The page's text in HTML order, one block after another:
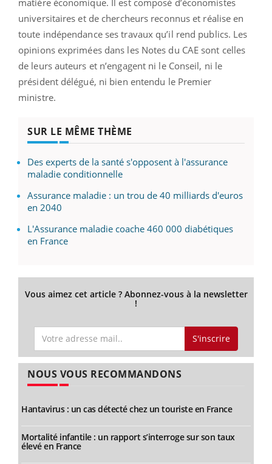
universitaires et de chercheurs reconnus et réalise en
toute indépendance ses travaux qu’il rend publics. Les
opinions exprimées dans les Notes du CAE sont celles
de leurs auteurs et n’engagent ni le Conseil, ni le
président délégué, ni bien entendu le Premier
ministre.
SUR LE MÊME THÈME
Des experts de la santé s'opposent à l'assurance
maladie conditionnelle
Assurance maladie : un trou de 40 milliards d'euros
en 2040
L'Assurance maladie coache 460 000 diabétiques
en France
Vous aimez cet article ? Abonnez-vous à la newsletter
!
S'inscrire
NOUS VOUS RECOMMANDONS
Hantavirus : un cas détecté chez un touriste en France
Mortalité infantile : un rapport s’interroge sur son taux
élevé en France